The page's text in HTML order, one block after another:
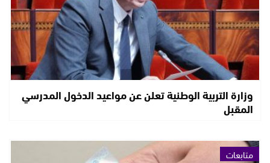
وزارة التربية الوطنية تعلن عن مواعيد الدخول المدرسي
المقبل
متابعات